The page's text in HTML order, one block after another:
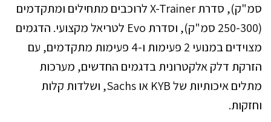
סמ"ק), סדרת X-Trainer לרוכבים מתחילים ומתקדמים
(250-300 סמ"ק), וסדרת Evo לטריאל מקצועי. הדגמים
מצוידים במנועי 2 פעימות ו-4 פעימות מתקדמים, עם
הזרקת דלק אלקטרונית בדגמים החדשים, מערכות
מתלים איכותיות של KYB או Sachs, ושלדות קלות
וחזקות.